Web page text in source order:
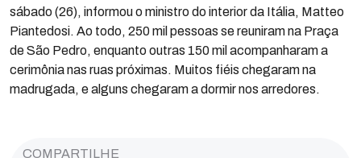
sábado (26), informou o ministro do interior da Itália, Matteo
Piantedosi. Ao todo, 250 mil pessoas se reuniram na Praça
de São Pedro, enquanto outras 150 mil acompanharam a
cerimônia nas ruas próximas. Muitos fiéis chegaram na
madrugada, e alguns chegaram a dormir nos arredores.
COMPARTILHE